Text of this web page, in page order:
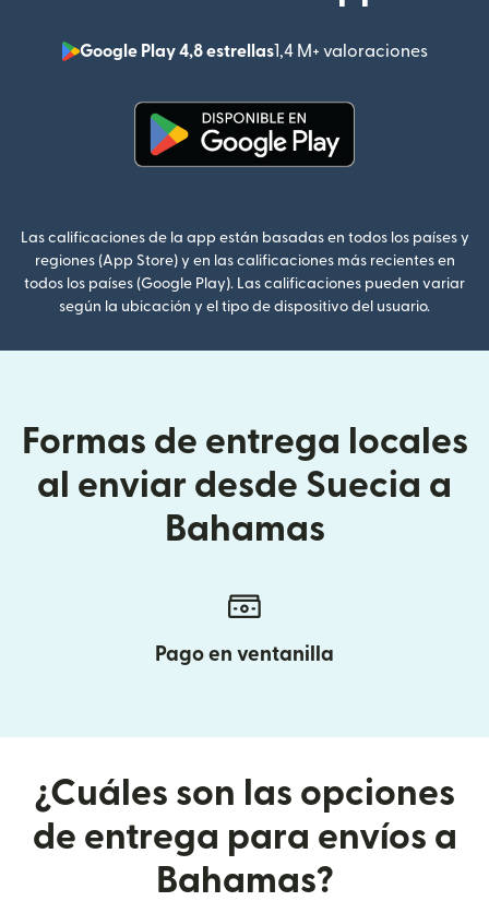
Google Play 4,8 estrellas1,4 M+ valoraciones
(se
Las calificaciones de la app están basadas en todos los países y
regiones (App Store) y en las calificaciones más recientes en
todos los países (Google Play). Las calificaciones pueden variar
según la ubicación y el tipo de dispositivo del usuario.
Formas de entrega locales
al enviar desde Suecia a
Bahamas
Pago en ventanilla
¿Cuáles son las opciones
de entrega para envíos a
Bahamas?